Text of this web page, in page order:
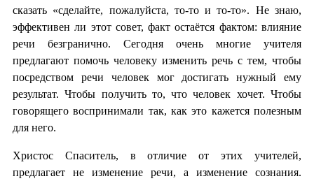
сказать «сделайте, пожалуйста, то-то и то-то». Не знаю,
эффективен ли этот совет, факт остаётся фактом: влияние
речи безгранично. Сегодня очень многие учителя
предлагают помочь человеку изменить речь с тем, чтобы
посредством речи человек мог достигать нужный ему
результат. Чтобы получить то, что человек хочет. Чтобы
говорящего воспринимали так, как это кажется полезным
для него.
Христос Спаситель, в отличие от этих учителей,
предлагает не изменение речи, а изменение сознания.